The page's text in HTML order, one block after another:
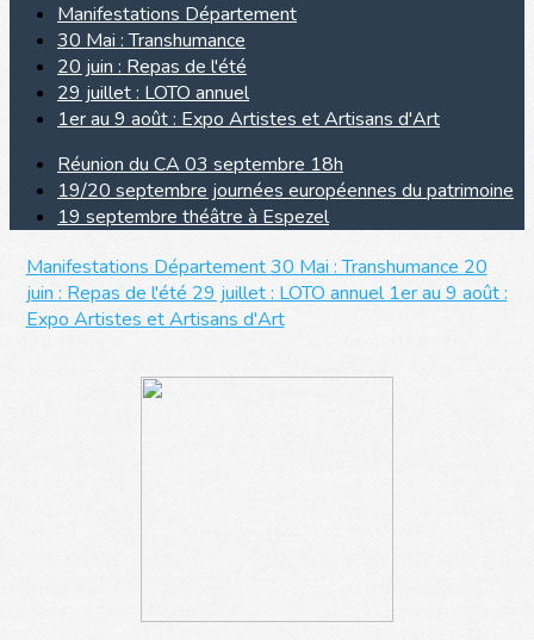
Manifestations Département
30 Mai : Transhumance
20 juin : Repas de l'été
29 juillet : LOTO annuel
1er au 9 août : Expo Artistes et Artisans d'Art
Réunion du CA 03 septembre 18h
19/20 septembre journées européennes du patrimoine
19 septembre théâtre à Espezel
Manifestations Département30 Mai : Transhumance 20
juin : Repas de l'été 29 juillet : LOTO annuel 1er au 9 août :
Expo Artistes et Artisans d'Art